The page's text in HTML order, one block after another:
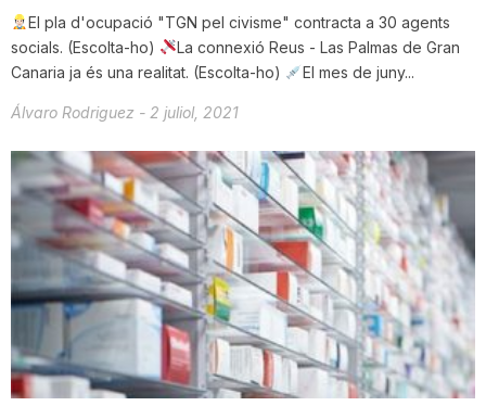
El pla d'ocupació "TGN pel civisme" contracta a 30 agents
socials. (Escolta-ho)
La connexió Reus - Las Palmas de Gran
Canaria ja és una realitat. (Escolta-ho)
El mes de juny...
Álvaro Rodriguez - 2 juliol, 2021